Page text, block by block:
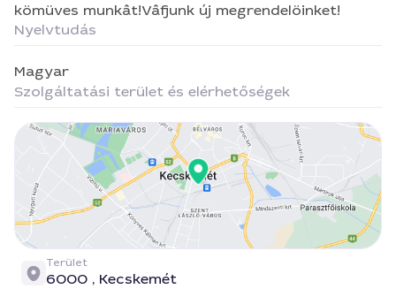
kömüves munkât!Vâfjunk új megrendelöinket!
Nyelvtudás
Magyar
Szolgáltatási terület és elérhetőségek
Terület
6000 , Kecskemét